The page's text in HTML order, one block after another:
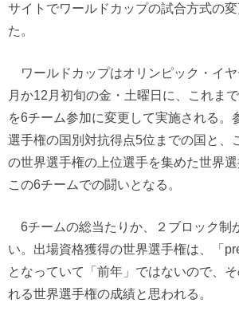
サイトでワールドカップの試合方式の
た。
ワールドカップはオリンピック・イ
月か12月初旬の金・土曜日に、これま
を6チーム参加に変更して実施される。
選手権の国別対抗得点5位までの国と、
の世界選手権の上位選手を集めた世界選
この6チームでの闘いとなる。
6チームの総当たりか、２ブロック制
い。出場資格獲得の世界選手権は、「
となっていて「前年」ではないので、
れる世界選手権の成績と思われる。